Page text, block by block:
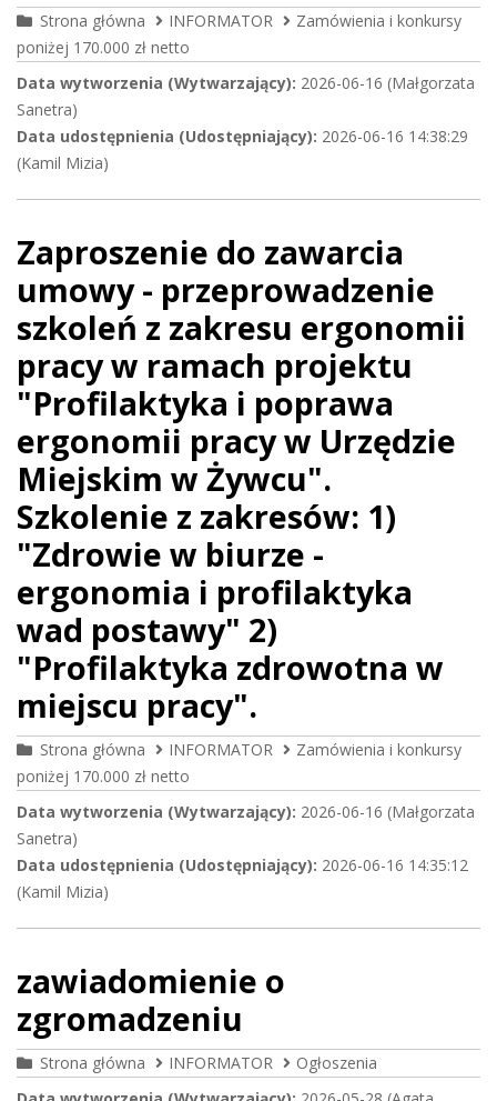
Strona główna INFORMATOR
Zamówienia i konkursy
poniżej 170.000 zł netto
Data wytworzenia (Wytwarzający): 2026-06-16 (Małgorzata
Sanetra)
Data udostępnienia (Udostępniający): 2026-06-16 14:38:29
(Kamil Mizia)
Zaproszenie do zawarcia
umowy - przeprowadzenie
szkoleń z zakresu ergonomii
pracy w ramach projektu
"Profilaktyka i poprawa
ergonomii pracy w Urzędzie
Miejskim w Żywcu".
Szkolenie z zakresów: 1)
"Zdrowie w biurze -
ergonomia i profilaktyka
wad postawy" 2)
"Profilaktyka zdrowotna w
miejscu pracy".
Strona główna INFORMATOR
Zamówienia i konkursy
poniżej 170.000 zł netto
Data wytworzenia (Wytwarzający): 2026-06-16 (Małgorzata
Sanetra)
Data udostępnienia (Udostępniający): 2026-06-16 14:35:12
(Kamil Mizia)
zawiadomienie o
zgromadzeniu
Strona główna INFORMATOR
Ogłoszenia